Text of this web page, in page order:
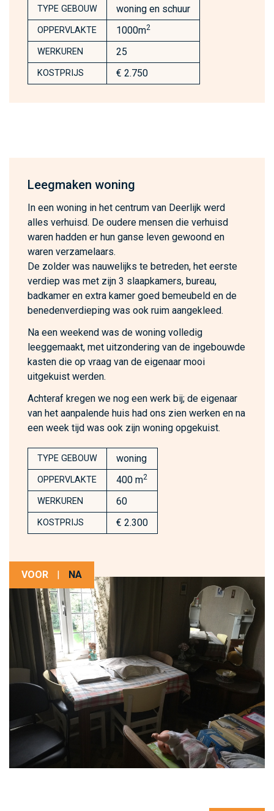
TYPE GEBOUW woning en schuur
OPPERVLAKTE 1000m2
WERKUREN 25
KOSTPRIJS € 2.750
Leegmaken woning
In een woning in het centrum van Deerlijk werd
alles verhuisd. De oudere mensen die verhuisd
waren hadden er hun ganse leven gewoond en
waren verzamelaars.
De zolder was nauwelijks te betreden, het eerste
verdiep was met zijn 3 slaapkamers, bureau,
badkamer en extra kamer goed bemeubeld en de
benedenverdieping was ook ruim aangekleed.
Na een weekend was de woning volledig
leeggemaakt, met uitzondering van de ingebouwde
kasten die op vraag van de eigenaar mooi
uitgekuist werden.
Achteraf kregen we nog een werk bij; de eigenaar
van het aanpalende huis had ons zien werken en na
een week tijd was ook zijn woning opgekuist.
TYPE GEBOUW woning
OPPERVLAKTE 400 m2
WERKUREN 60
KOSTPRIJS € 2.300
VOOR | NA